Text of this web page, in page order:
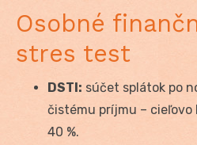
Osobné
stres test
DSTI: súčet splátok po
čistému príjmu –
40 %.